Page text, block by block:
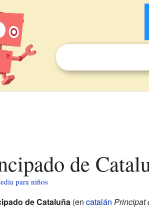
de
para niños
de Cataluña(en catalán Principat